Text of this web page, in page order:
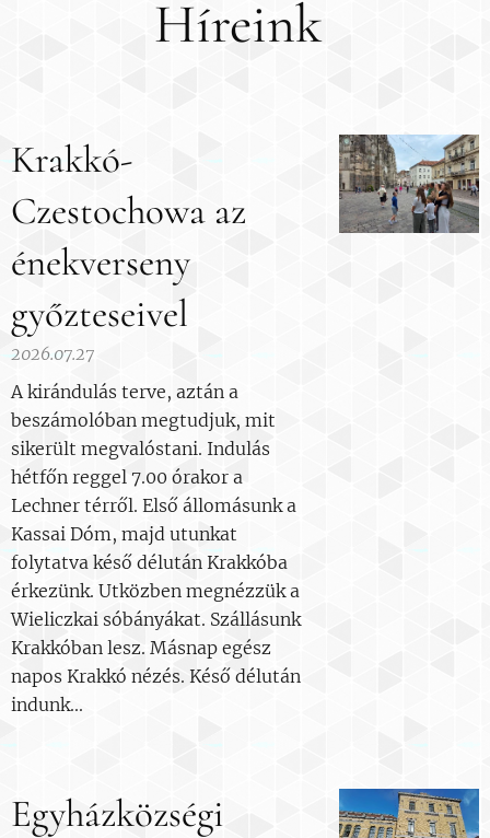
Híreink
Krakkó-
Czestochowa az
énekverseny
győzteseivel
2026.07.27
A kirándulás terve, aztán a
beszámolóban megtudjuk, mit
sikerült megvalóstani. Indulás
hétfőn reggel 7.00 órakor a
Lechner térről. Első állomásunk a
Kassai Dóm, majd utunkat
folytatva késő délután Krakkóba
érkezünk. Utközben megnézzük a
Wieliczkai sóbányákat. Szállásunk
Krakkóban lesz. Másnap egész
napos Krakkó nézés. Késő délután
indunk...
Egyházközségi